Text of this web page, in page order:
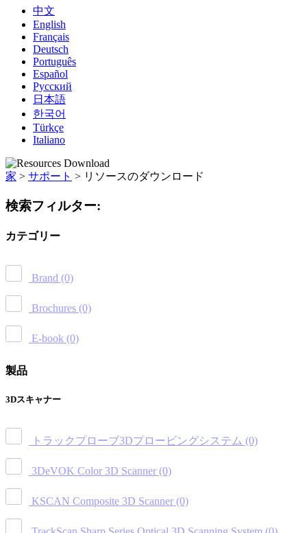
中文
English
Français
Deutsch
Português
Español
Русский
日本語
한국어
Türkçe
Italiano
家 > サポート > リソースのダウンロード
検索フィルター:
カテゴリー
Brand (0)
Brochures (0)
E-book (0)
製品
3Dスキャナー
トラックプローブ3Dプロービングシステム (0)
3DeVOK Color 3D Scanner (0)
KSCAN Composite 3D Scanner (0)